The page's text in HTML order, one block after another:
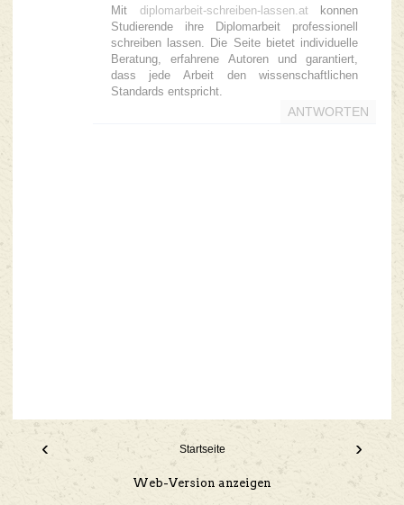
Mit diplomarbeit-schreiben-lassen.atkonnen
Studierende ihre Diplomarbeit professionell
schreiben lassen. Die Seite bietet individuelle
Beratung, erfahrene Autoren und garantiert,
dass jede Arbeit den wissenschaftlichen
Standards entspricht.
ANTWORTEN
‹ ›
Startseite
Web-Version anzeigen